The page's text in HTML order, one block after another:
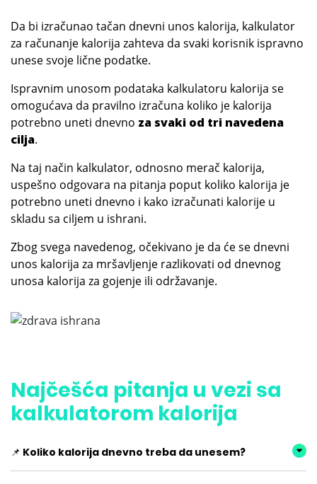
Da bi izračunao tačan dnevni unos kalorija, kalkulator
za računanje kalorija zahteva da svaki korisnik ispravno
unese svoje lične podatke.
Ispravnim unosom podataka kalkulatoru kalorija se
omogućava da pravilno izračuna koliko je kalorija
potrebno uneti dnevno za svaki od tri navedena
cilja.
Na taj način kalkulator, odnosno merač kalorija,
uspešno odgovara na pitanja poput koliko kalorija je
potrebno uneti dnevno i kako izračunati kalorije u
skladu sa ciljem u ishrani.
Zbog svega navedenog, očekivano je da će se dnevni
unos kalorija za mršavljenje razlikovati od dnevnog
unosa kalorija za gojenje ili održavanje.
Najčešća pitanja u vezi sa
kalkulatorom kalorija
📌 Koliko kalorija dnevno treba da unesem?